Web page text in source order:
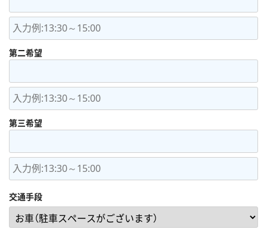
第二希望
第三希望
交通手段